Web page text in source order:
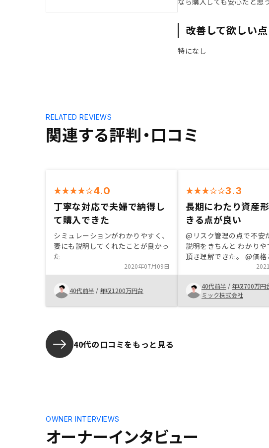
改善して欲しい点
特になし
関連する評判・口コミ
RELATED REVIEWS
4.0
丁寧な対応で夫婦で納得し
て購入できた
シミュレーションがわかりやすく、
妻にも説明してくれたことが良かっ
た
2020年07月09日
40代前半 / 年収1200万円台
3.3
長期にわたり資産
きる点が良い
@リスク管理の点で不安
説明をきちんと わかりや
頂き理解できた。 @価格
@長期にわたり、資産形
と @手続きが担当者変
思疎通がしっかりでき
た。書類チェックミスな
と手直しが必要になった
40代前半 / 年収700万円
ミック株式会社
40代の口コミをもっと見る
オーナーインタビュー
OWNER INTERVIEWS